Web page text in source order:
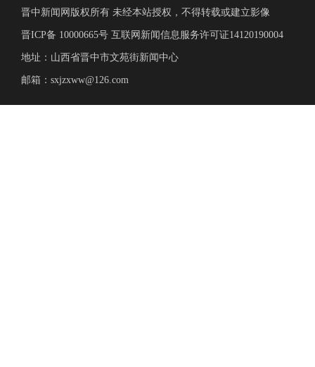
晋中新闻网版权所有 未经本站授权，不得转载或建立影像
晋ICP备 10000665号 互联网新闻信息服务许可证14120190004
地址：山西省晋中市文苑街新闻中心
邮箱：sxjzxww@126.com